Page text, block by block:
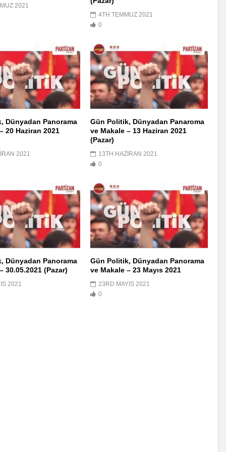
2021
4TH TEMMUZ 2021
0
Dünyadan Panorama
20 Haziran 2021
2021
Gün Politik, Dünyadan Panaroma
ve Makale – 13 Haziran 2021
(Pazar)
13TH HAZIRAN 2021
0
Dünyadan Panorama
30.05.2021 (Pazar)
2021
Gün Politik, Dünyadan Panorama
ve Makale – 23 Mayıs 2021
23RD MAYIS 2021
0